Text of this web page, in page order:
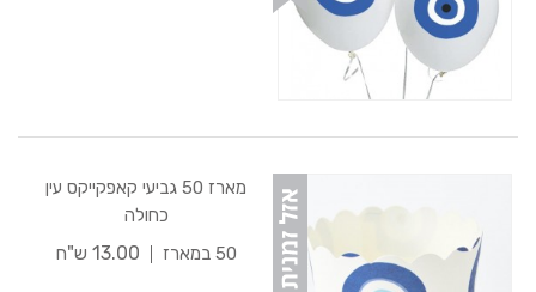
מארז 50 גביעי קאפקייקס עין
כחולה
50 במארז
13.00 ש"ח